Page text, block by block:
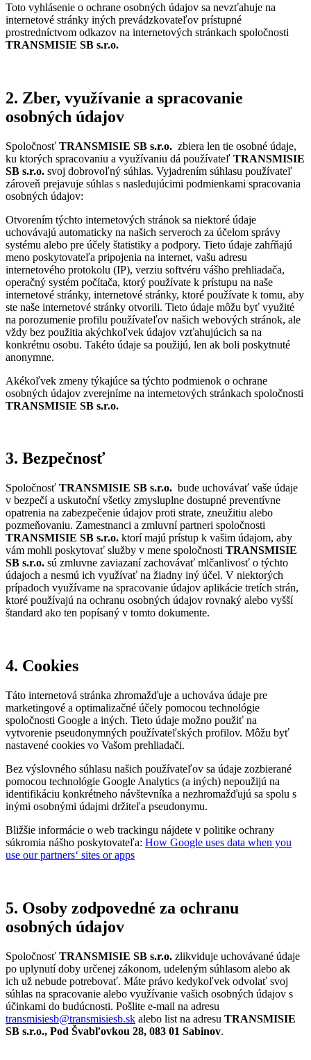
Toto vyhlásenie o ochrane osobných údajov sa nevzťahuje na
internetové stránky iných prevádzkovateľov prístupné
prostredníctvom odkazov na internetových stránkach spoločnosti
TRANSMISIE SB s.r.o.
2. Zber, využívanie a spracovanie
osobných údajov
Spoločnosť TRANSMISIE SB s.r.o. zbiera len tie osobné údaje,
ku ktorých spracovaniu a využívaniu dá používateľ TRANSMISIE
SB s.r.o. svoj dobrovoľný súhlas. Vyjadrením súhlasu používateľ
zároveň prejavuje súhlas s nasledujúcimi podmienkami spracovania
osobných údajov:
Otvorením týchto internetových stránok sa niektoré údaje
uchovávajú automaticky na našich serveroch za účelom správy
systému alebo pre účely štatistiky a podpory. Tieto údaje zahŕňajú
meno poskytovateľa pripojenia na internet, vašu adresu
internetového protokolu (IP), verziu softvéru vášho prehliadača,
operačný systém počítača, ktorý používate k prístupu na naše
internetové stránky, internetové stránky, ktoré používate k tomu, aby
ste naše internetové stránky otvorili. Tieto údaje môžu byť využité
na porozumenie profilu používateľov našich webových stránok, ale
vždy bez použitia akýchkoľvek údajov vzťahujúcich sa na
konkrétnu osobu. Takéto údaje sa použijú, len ak boli poskytnuté
anonymne.
Akékoľvek zmeny týkajúce sa týchto podmienok o ochrane
osobných údajov zverejníme na internetových stránkach spoločnosti
TRANSMISIE SB s.r.o.
3. Bezpečnosť
Spoločnosť TRANSMISIE SB s.r.o. bude uchovávať vaše údaje
v bezpečí a uskutoční všetky zmysluplne dostupné preventívne
opatrenia na zabezpečenie údajov proti strate, zneužitiu alebo
pozmeňovaniu. Zamestnanci a zmluvní partneri spoločnosti
TRANSMISIE SB s.r.o. ktorí majú prístup k vašim údajom, aby
vám mohli poskytovať služby v mene spoločnosti TRANSMISIE
SB s.r.o. sú zmluvne zaviazaní zachovávať mlčanlivosť o týchto
údajoch a nesmú ich využívať na žiadny iný účel. V niektorých
prípadoch využívame na spracovanie údajov aplikácie tretích strán,
ktoré používajú na ochranu osobných údajov rovnaký alebo vyšší
štandard ako ten popísaný v tomto dokumente.
4. Cookies
Táto internetová stránka zhromažďuje a uchováva údaje pre
marketingové a optimalizačné účely pomocou technológie
spoločnosti Google a iných. Tieto údaje možno použiť na
vytvorenie pseudonymných používateľských profilov. Môžu byť
nastavené cookies vo Vašom prehliadači.
Bez výslovného súhlasu našich používateľov sa údaje zozbierané
pomocou technológie Google Analytics (a iných) nepoužijú na
identifikáciu konkrétneho návštevníka a nezhromažďujú sa spolu s
inými osobnými údajmi držiteľa pseudonymu.
Bližšie informácie o web trackingu nájdete v politike ochrany
súkromia nášho poskytovateľa: How Google uses data when you
use our partners‘ sites or apps
5. Osoby zodpovedné za ochranu
osobných údajov
Spoločnosť TRANSMISIE SB s.r.o. zlikviduje uchovávané údaje
po uplynutí doby určenej zákonom, udeleným súhlasom alebo ak
ich už nebude potrebovať. Máte právo kedykoľvek odvolať svoj
súhlas na spracovanie alebo využívanie vašich osobných údajov s
účinkami do budúcnosti. Pošlite e-mail na adresu
transmisiesb@transmisiesb.sk alebo list na adresu TRANSMISIE
SB s.r.o., Pod Švabľovkou 28, 083 01 Sabinov.